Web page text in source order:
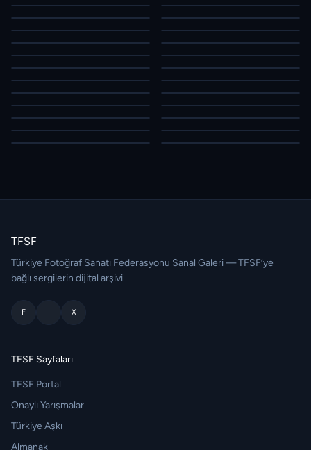
TFSF
Türkiye Fotoğraf Sanatı Federasyonu Sanal Galeri — TFSF’ye
bağlı sergilerin dijital arşivi.
F I X
TFSF Sayfaları
TFSF Portal
Onaylı Yarışmalar
Türkiye Aşkı
Almanak